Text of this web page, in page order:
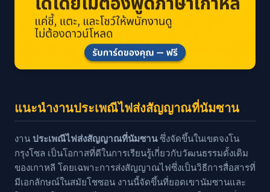
แนะนำงานประเพณีไฟส่งสัญญาณที่นัมซาน
งาน ประเพณีไฟส่งสัญญาณที่นัมซานซึ่งจัดขึ้นในเขตจงโน
กรุงโซล เป็นโอกาสที่ดีในการเรียนรู้เกี่ยวกับวัฒนธรรมดั้งเดิม
ของเกาหลี โดยเฉพาะการส่งสัญญาณไฟซึ่งเป็นวิธีการสื่อสารที่
มีเอกลักษณ์ในสมัยโชซอน งานนี้จัดขึ้นที่ยอดเขานัมซานและ